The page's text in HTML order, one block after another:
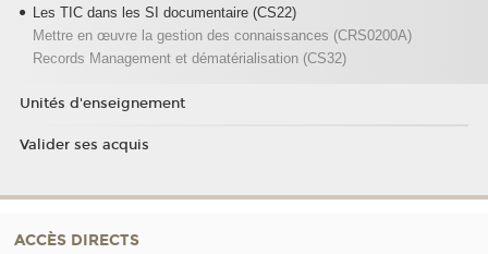
Les TIC dans les SI documentaire (CS22)
Mettre en œuvre la gestion des connaissances (CRS0200A)
Records Management et dématérialisation (CS32)
Unités d'enseignement
Valider ses acquis
ACCÈS DIRECTS